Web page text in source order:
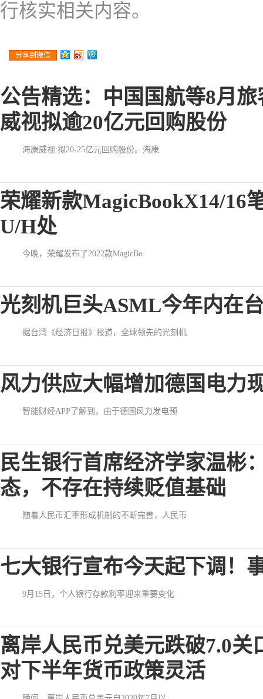
行核实相关内容。
分享到微信
公告精选：中国国航等8月
威视拟逾20亿元回购股份
海康威视:拟20-25亿元回购股份。海康
荣耀新款MagicBookX14/16
U/H处
今晚，荣耀发布了2022款MagicBo
光刻机巨头ASML今年内在
据台湾《经济日报》报道，全球领先的光刻机
风力供应大幅增加德国电力
智能财经APP了解到，由于德国风力发电预
民生银行首席经济学家温彬
态，不存在持续贬值基础
随着人民币汇率形成机制的不断完善，人民币
七大银行宣布今天起下调！
9月15日，个人银行存款利率迎来重要变化
离岸人民币兑美元跌破7.0
对下半年货币政策灵活